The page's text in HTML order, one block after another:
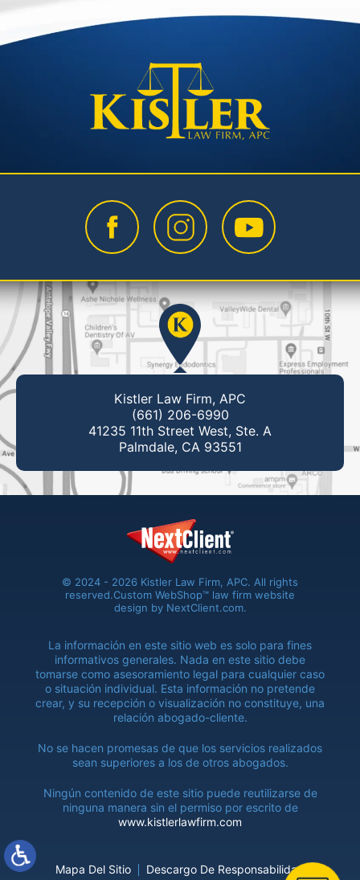
Kistler Law Firm, APC
(661) 206-6990
41235 11th Street West, Ste. A
Palmdale, CA 93551
© 2024 - 2026 Kistler Law Firm, APC. All rights
reserved.Custom WebShop™ law firm website
design by NextClient.com.
La información en este sitio web es solo para fines
informativos generales. Nada en este sitio debe
tomarse como asesoramiento legal para cualquier caso
o situación individual. Esta información no pretende
crear, y su recepción o visualización no constituye, una
relación abogado-cliente.
No se hacen promesas de que los servicios realizados
sean superiores a los de otros abogados.
Ningún contenido de este sitio puede reutilizarse de
ninguna manera sin el permiso por escrito de
www.kistlerlawfirm.com
Mapa Del Sitio Descargo De Responsabilidad